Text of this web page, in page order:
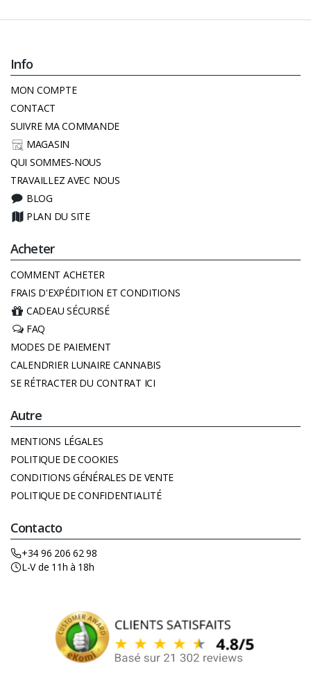
Info
MON COMPTE
CONTACT
SUIVRE MA COMMANDE
MAGASIN
QUI SOMMES-NOUS
TRAVAILLEZ AVEC NOUS
BLOG
PLAN DU SITE
Acheter
COMMENT ACHETER
FRAIS D'EXPÉDITION ET CONDITIONS
CADEAU SÉCURISÉ
FAQ
MODES DE PAIEMENT
CALENDRIER LUNAIRE CANNABIS
SE RÉTRACTER DU CONTRAT ICI
Autre
MENTIONS LÉGALES
POLITIQUE DE COOKIES
CONDITIONS GÉNÉRALES DE VENTE
POLITIQUE DE CONFIDENTIALITÉ
Contacto
+34 96 206 62 98
L-V de 11h à 18h